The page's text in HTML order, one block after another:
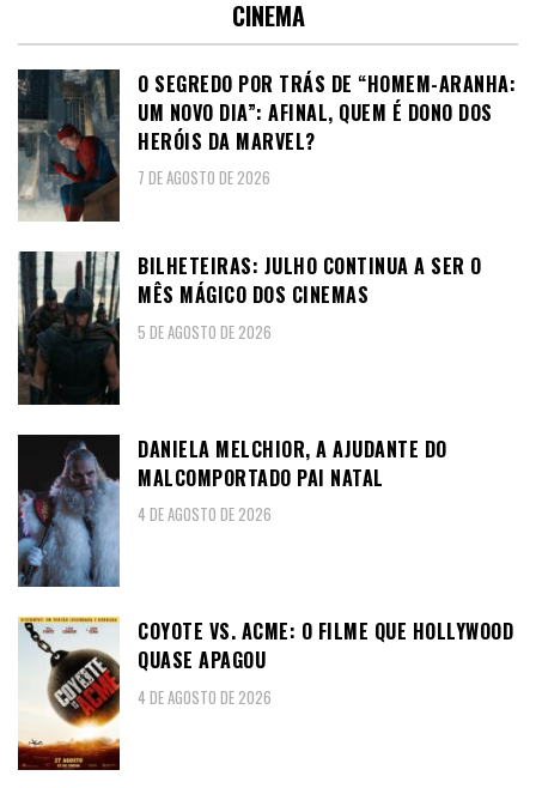
CINEMA
O SEGREDO POR TRÁS DE “HOMEM-ARANHA:
UM NOVO DIA”: AFINAL, QUEM É DONO DOS
HERÓIS DA MARVEL?
7 DE AGOSTO DE 2026
BILHETEIRAS: JULHO CONTINUA A SER O
MÊS MÁGICO DOS CINEMAS
5 DE AGOSTO DE 2026
DANIELA MELCHIOR, A AJUDANTE DO
MALCOMPORTADO PAI NATAL
4 DE AGOSTO DE 2026
COYOTE VS. ACME: O FILME QUE HOLLYWOOD
QUASE APAGOU
4 DE AGOSTO DE 2026